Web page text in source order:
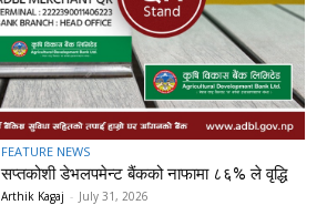
FEATURE NEWS
सप्तकोशी डेभलपमेन्ट बैंकको नाफामा ८६% ले वृद्धि
Arthik Kagaj - July 31, 2026